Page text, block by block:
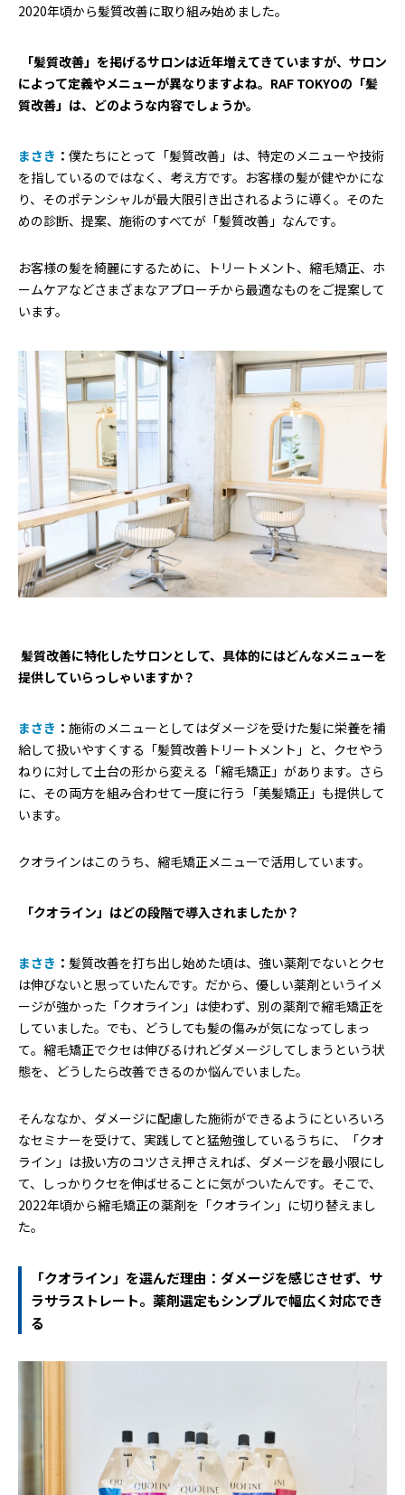
2020年頃から髪質改善に取り組み始めました。
―― 「髪質改善」を掲げるサロンは近年増えてきていますが、サロン
によって定義やメニューが異なりますよね。RAF TOKYOの「髪
質改善」は、どのような内容でしょうか。
まさき ： 僕たちにとって「髪質改善」は、特定のメニューや技術
を指しているのではなく、考え方です。お客様の髪が健やかにな
り、そのポテンシャルが最大限引き出されるように導く。そのた
めの診断、提案、施術のすべてが「髪質改善」なんです。
お客様の髪を綺麗にするために、トリートメント、縮毛矯正、ホ
ームケアなどさまざまなアプローチから最適なものをご提案して
います。
―― 髪質改善に特化したサロンとして、具体的にはどんなメニューを
提供していらっしゃいますか？
まさき ： 施術のメニューとしてはダメージを受けた髪に栄養を補
給して扱いやすくする「髪質改善トリートメント」と、クセやう
ねりに対して土台の形から変える「縮毛矯正」があります。さら
に、その両方を組み合わせて一度に行う「美髪矯正」も提供して
います。
クオラインはこのうち、縮毛矯正メニューで活用しています。
―― 「クオライン」はどの段階で導入されましたか？
まさき ： 髪質改善を打ち出し始めた頃は、強い薬剤でないとクセ
は伸びないと思っていたんです。だから、優しい薬剤というイメ
ージが強かった「クオライン」は使わず、別の薬剤で縮毛矯正を
していました。でも、どうしても髪の傷みが気になってしまっ
て。縮毛矯正でクセは伸びるけれどダメージしてしまうという状
態を、どうしたら改善できるのか悩んでいました。
そんななか、ダメージに配慮した施術ができるようにといろいろ
なセミナーを受けて、実践してと猛勉強しているうちに、「クオ
ライン」は扱い方のコツさえ押さえれば、ダメージを最小限にし
て、しっかりクセを伸ばせることに気がついたんです。そこで、
2022年頃から縮毛矯正の薬剤を「クオライン」に切り替えまし
た。
「クオライン」を選んだ理由：ダメージを感じさせず、サ
ラサラストレート。薬剤選定もシンプルで幅広く対応でき
る